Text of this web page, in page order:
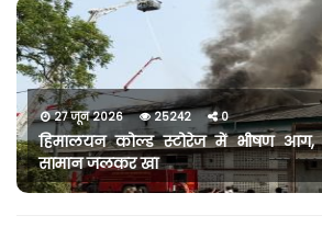
27 जून 2026 25242 0
हिमालयन कोल्ड स्टोरेज में भीषण आग,
सामान जलकर खा